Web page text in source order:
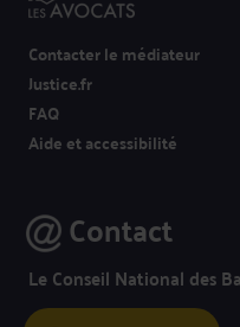
Contacter le médiateur
Justice.fr
FAQ
Aide et accessibilité
Contact
Le Conseil National des